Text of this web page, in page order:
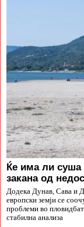
Ќе има ли суша
закана од
Додека Дунав, Сава и
европски земји се
проблеми во
стабилна анализа